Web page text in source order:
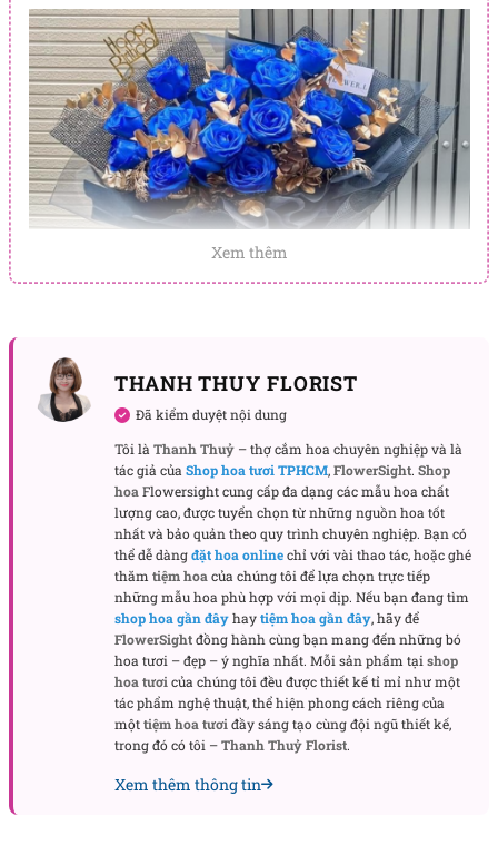
Tình Yêu Bất Tử
Hoa được sắp xếp tỉ mỉ, phối hợp cùng một ít lá phụ
màu xanh lục nhạt, giúp làm nổi bật màu hoa chính
mà không gây rối mắt. Tổng thể bó hoa mang lại
cảm giác vừa sang trọng vừa nhẹ nhàng, đủ để thể
hiện một tình cảm sâu sắc mà không cần lời giải
thích dài dòng.
Từng chi tiết trong bó hoa đều được chăm chút cẩn
thận, từ chất liệu giấy gói cao cấp đến kiểu thắt nơ
đơn giản nhưng tinh tế. Đây là bó hoa dành cho
Xem thêm
THANH THUY FLORIST
Đã kiểm duyệt nội dung
Tôi làThanh Thuỷ – thợ cắm hoa chuyên nghiệp và là
tác giả củaShop hoa tươi TPHCM,FlowerSight. Shop
hoaFlowersight cung cấp đa dạng các mẫu hoa chất
lượng cao, được tuyển chọn từ những nguồn hoa tốt
nhất và bảo quản theo quy trình chuyên nghiệp. Bạn có
thể dễ dàngđặt hoa onlinechỉ với vài thao tác, hoặc ghé
thămtiệm hoacủa chúng tôi để lựa chọn trực tiếp
những mẫu hoa phù hợp với mọi dịp. Nếu bạn đang tìm
shop hoa gần đâyhaytiệm hoa gần đây, hãy để
FlowerSightđồng hành cùng bạn mang đến những bó
hoa tươi – đẹp – ý nghĩa nhất. Mỗi sản phẩm tạishop
hoa tươicủa chúng tôi đều được thiết kế tỉ mỉ như một
tác phẩm nghệ thuật, thể hiện phong cách riêng của
mộttiệm hoa tươiđầy sáng tạo cùng đội ngũ thiết kế,
trong đó có tôi –Thanh Thuỷ Florist.
Xem thêm thông tin